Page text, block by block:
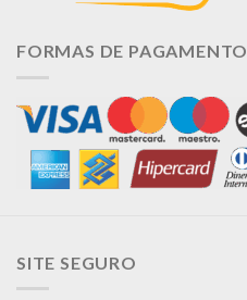
FORMAS DE PAGAMENTO
SITE SEGURO